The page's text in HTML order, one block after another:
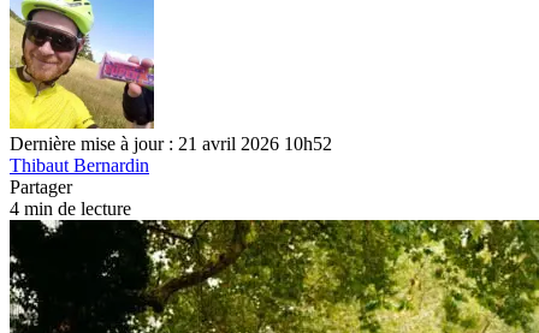
Dernière mise à jour : 21 avril 2026 10h52
Thibaut Bernardin
Partager
4 min de lecture